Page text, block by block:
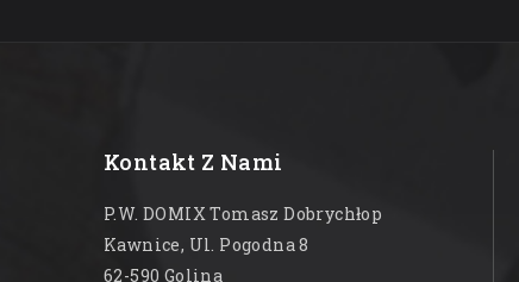
Kontakt Z Nami
P.W. DOMIX Tomasz Dobrychłop
Kawnice, Ul. Pogodna 8
62-590 Golina